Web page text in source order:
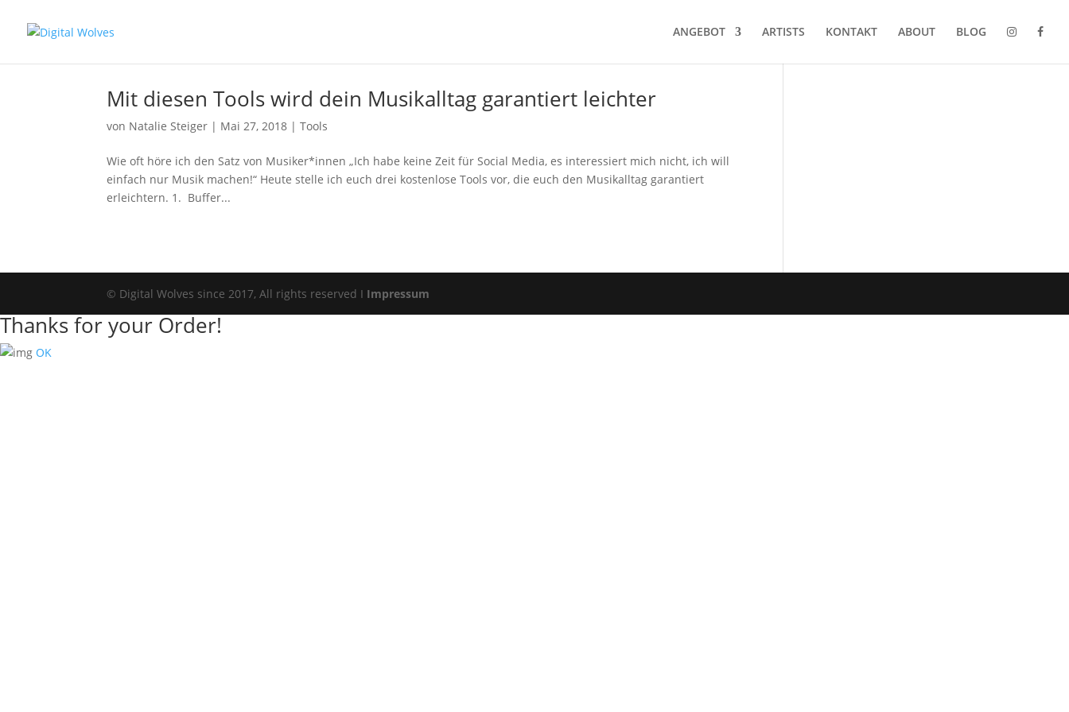
ANGEBOT ARTISTS KONTAKT ABOUT BLOG
Mit diesen Tools wird dein Musikalltag garantiert leichter
von Natalie Steiger | Mai 27, 2018 |Tools
Wie oft höre ich den Satz von Musiker*innen „Ich habe keine Zeit für Social Media, es interessiert mich nicht, ich will
einfach nur Musik machen!“ Heute stelle ich euch drei kostenlose Tools vor, die euch den Musikalltag garantiert
erleichtern. 1. Buffer...
© Digital Wolves since 2017, All rights reserved I Impressum
Thanks for your Order!
OK